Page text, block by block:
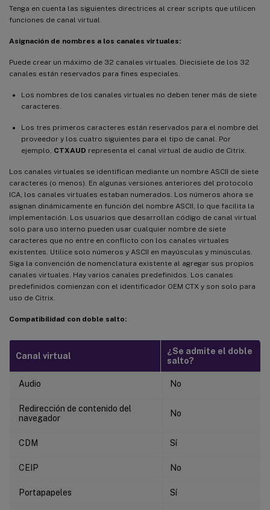
Tenga en cuenta las siguientes directrices al crear scripts que utilicen
funciones de canal virtual.
Asignación de nombres a los canales virtuales:
Puede crear un máximo de 32 canales virtuales. Diecisiete de los 32
canales están reservados para fines especiales.
Los nombres de los canales virtuales no deben tener más de siete
caracteres.
Los tres primeros caracteres están reservados para el nombre del
proveedor y los cuatro siguientes para el tipo de canal. Por
ejemplo, CTXAUD representa el canal virtual de audio de Citrix.
Los canales virtuales se identifican mediante un nombre ASCII de siete
caracteres (o menos). En algunas versiones anteriores del protocolo
ICA, los canales virtuales estaban numerados. Los números ahora se
asignan dinámicamente en función del nombre ASCII, lo que facilita la
implementación. Los usuarios que desarrollan código de canal virtual
solo para uso interno pueden usar cualquier nombre de siete
caracteres que no entre en conflicto con los canales virtuales
existentes. Utilice solo números y ASCII en mayúsculas y minúsculas.
Siga la convención de nomenclatura existente al agregar sus propios
canales virtuales. Hay varios canales predefinidos. Los canales
predefinidos comienzan con el identificador OEM CTX y son solo para
uso de Citrix.
Compatibilidad con doble salto:
Canal virtual
¿Se admite el doble
salto?
Audio No
Redirección de contenido del
navegador
No
CDM Sí
CEIP No
Portapapeles Sí